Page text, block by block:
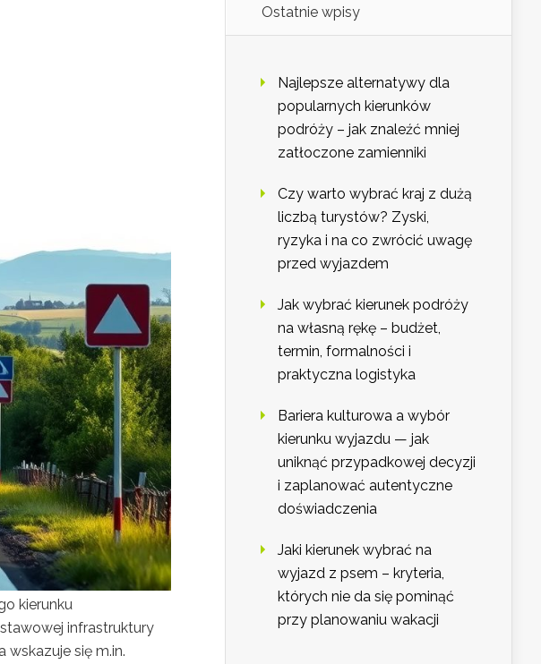
kierunku
infrastruktury
się m.in.
Ostatnie wpisy
Najlepsze alternatywy dla
popularnych kierunków
podróży – jak znaleźć mniej
zatłoczone zamienniki
Czy warto wybrać kraj z dużą
liczbą turystów? Zyski,
ryzyka i na co zwrócić uwagę
przed wyjazdem
Jak wybrać kierunek podróży
na własną rękę – budżet,
termin, formalności i
praktyczna logistyka
Bariera kulturowa a wybór
kierunku wyjazdu — jak
uniknąć przypadkowej decyzji
i zaplanować autentyczne
doświadczenia
Jaki kierunek wybrać na
wyjazd z psem – kryteria,
których nie da się pominąć
przy planowaniu wakacji